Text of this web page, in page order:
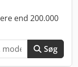
end 200.000
Søg